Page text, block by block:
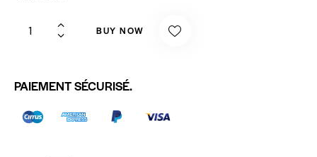
BUY NOW
PAIEMENT SÉCURISÉ.